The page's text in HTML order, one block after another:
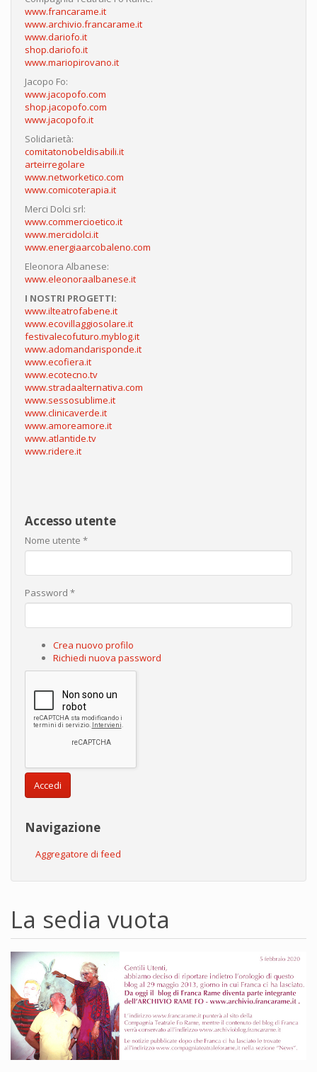
www.francarame.it
www.archivio.francarame.it
www.dariofo.it
shop.dariofo.it
www.mariopirovano.it
Jacopo Fo:
www.jacopofo.com
shop.jacopofo.com
www.jacopofo.it
Solidarietà:
comitatonobeldisabili.it
arteirregolare
www.networketico.com
www.comicoterapia.it
Merci Dolci srl:
www.commercioetico.it
www.mercidolci.it
www.energiaarcobaleno.com
Eleonora Albanese:
www.eleonoraalbanese.it
I NOSTRI PROGETTI:
www.ilteatrofabene.it
www.ecovillaggiosolare.it
festivalecofuturo.myblog.it
www.adomandarisponde.it
www.ecofiera.it
www.ecotecno.tv
www.stradaalternativa.com
www.sessosublime.it
www.clinicaverde.it
www.amoreamore.it
www.atlantide.tv
www.ridere.it
Accesso utente
Nome utente *
Password *
Crea nuovo profilo
Richiedi nuova password
Accedi
Navigazione
Aggregatore di feed
La sedia vuota